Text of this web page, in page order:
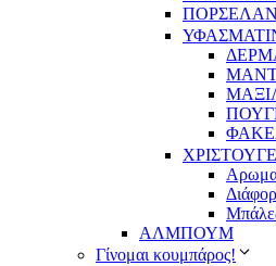
ΑΛΜΠΟΥΜ
Γίνομαι κουμπάρος!